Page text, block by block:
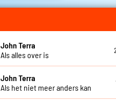
John Terra
Als alles over is
John Terra
Als het niet meer anders kan